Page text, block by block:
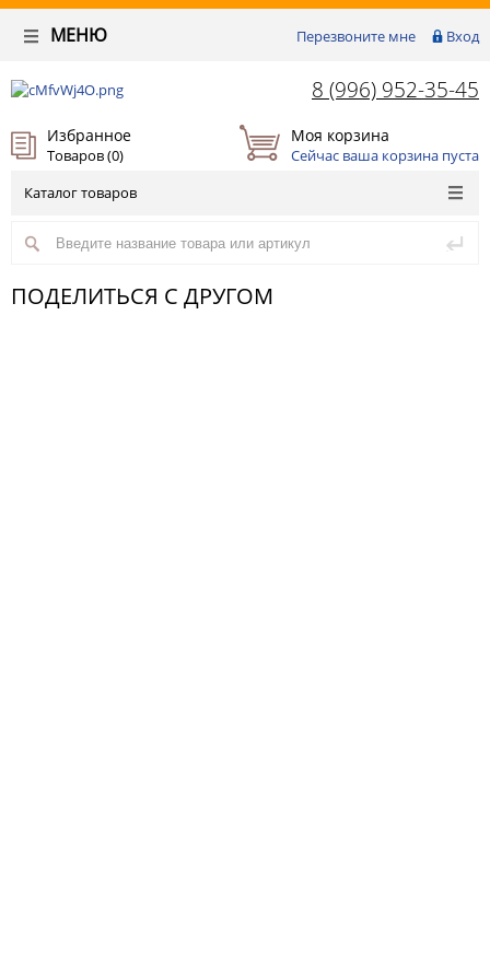
Перезвоните мне Вход
МЕНЮ
8 (996) 952-35-45
Избранное
Товаров (0)
Моя корзина
Сейчас ваша корзина пуста
Каталог товаров
ПОДЕЛИТЬСЯ С ДРУГОМ